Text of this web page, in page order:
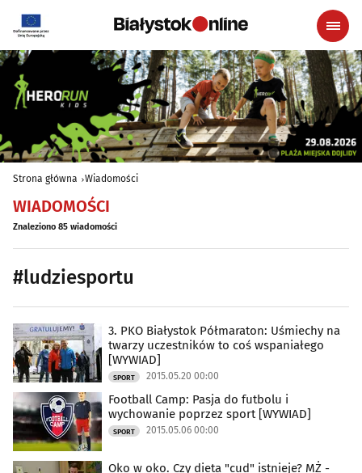
Strona główna Wiadomości
WIADOMOŚCI
Znaleziono 85 wiadomości
#ludziesportu
3. PKO Białystok Półmaraton: Uśmiechy na
twarzy uczestników to coś wspaniałego
[WYWIAD]
SPORT 2015.05.20 00:00
Football Camp: Pasja do futbolu i
wychowanie poprzez sport [WYWIAD]
SPORT 2015.05.06 00:00
Oko w oko. Czy dieta "cud" istnieje? MŻ -